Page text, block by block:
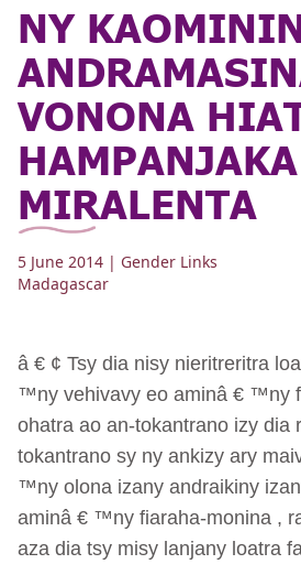
NY
VONONA
MIRALENTA
5 June 2014 | Gender Links
Madagascar
â € ¢ Tsy dia nisy nieritreritra
™ny vehivavy eo aminâ € ™ny
ohatra ao an-tokantrano izy dia
tokantrano sy ny ankizy ary
™ny olona izany andraikiny
aminâ € ™ny fiaraha-monina ,
aza dia tsy misy lanjany loatra